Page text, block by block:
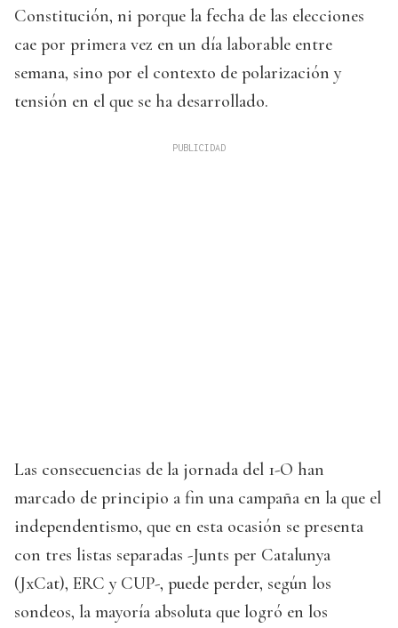
Constitución, ni porque la fecha de las elecciones
cae por primera vez en un día laborable entre
semana, sino por el contexto de polarización y
tensión en el que se ha desarrollado.
Las consecuencias de la jornada del 1-O han
marcado de principio a fin una campaña en la que el
independentismo, que en esta ocasión se presenta
con tres listas separadas -Junts per Catalunya
(JxCat), ERC y CUP-, puede perder, según los
sondeos, la mayoría absoluta que logró en los